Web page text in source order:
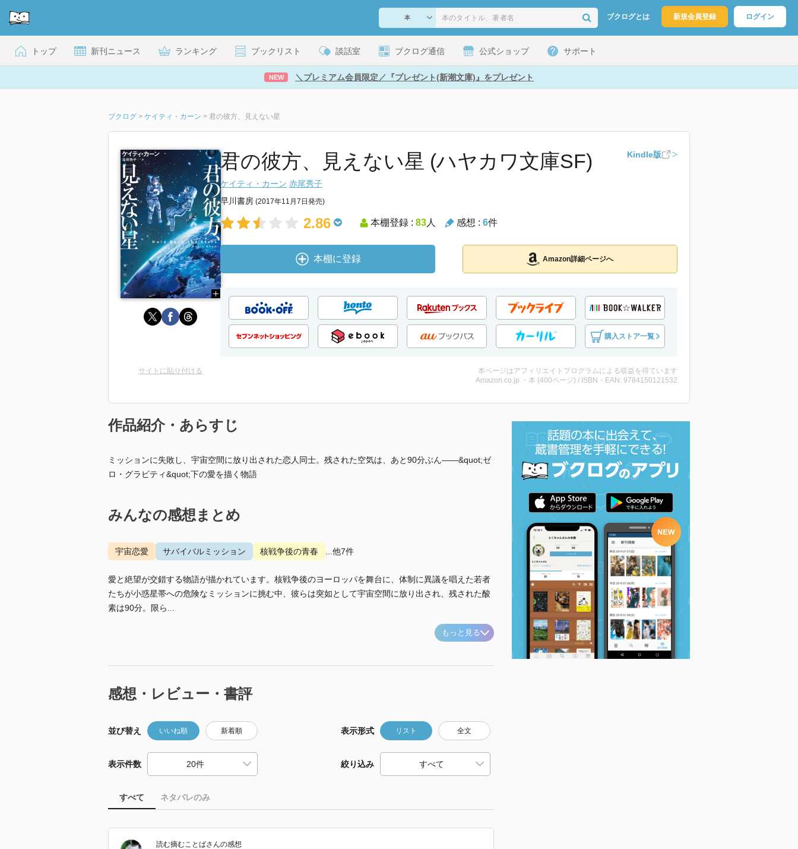
ブクログとは 新規会員登録 ログイン
トップ 新刊ニュース ランキング ブックリスト 談話室 ブクログ通信 公式ショップ サポート
NEW ＼プレミアム会員限定／『プレゼント(新潮文庫)』をプレゼント
ブクログ > ケイティ・カーン > 君の彼方、見えない星
君の彼方、見えない星 (ハヤカワ文庫SF) Kindle版
ケイティ・カーン 赤尾秀子
早川書房 (2017年11月7日発売)
2.86 本棚登録 : 83人 感想 : 6件
本棚に登録 Amazon詳細ページへ
購入ストア一覧
サイトに貼り付ける
本ページはアフィリエイトプログラムによる収益を得ています
Amazon.co.jp ・本 (400ページ) / ISBN・EAN: 9784150121532
作品紹介・あらすじ
ミッションに失敗し、宇宙空間に放り出された恋人同士。残された空気は、あと90分ぶん――&quot;ゼ
ロ・グラビティ&quot;下の愛を描く物語
みんなの感想まとめ
宇宙恋愛 サバイバルミッション 核戦争後の青春 ...他7件
愛と絶望が交錯する物語が描かれています。核戦争後のヨーロッパを舞台に、体制に異議を唱えた若者
たちが小惑星帯への危険なミッションに挑む中、彼らは突如として宇宙空間に放り出され、残された酸
素は90分。限ら...
もっと見る
感想・レビュー・書評
並び替え いいね順 新着順 表示形式 リスト 全文
表示件数 絞り込み
すべて ネタバレのみ
読む摘むことばさんの感想